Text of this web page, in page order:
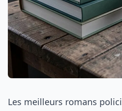
Les meilleurs romans